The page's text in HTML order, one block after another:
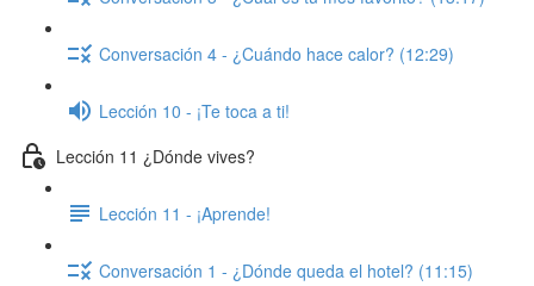
Conversación 4 - ¿Cuándo hace calor? (12:29)
Lección 10 - ¡Te toca a ti!
Lección 11 ¿Dónde vives?
Lección 11 - ¡Aprende!
Conversación 1 - ¿Dónde queda el hotel? (11:15)